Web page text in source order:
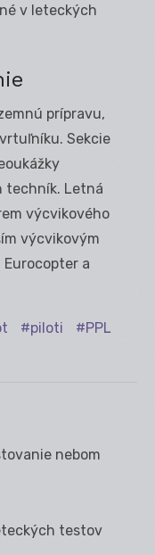
v leteckých
prípravu,
Sekcie
techník. Letná
výcvikového
výcvikovým
a
piloti
PPL
nebom
testov